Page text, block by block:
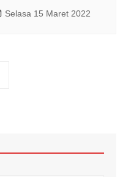
Selasa 15 Maret 2022